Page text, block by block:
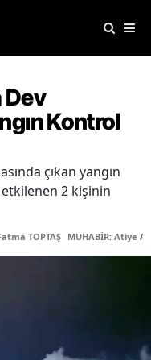
Dev
Kontrol
çıkan yangın
etkilenen 2 kişinin
TOPTAŞ MUHABİR: Atiye